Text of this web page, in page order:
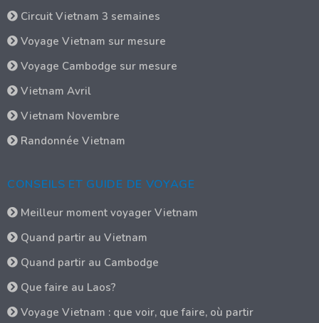
Circuit Vietnam 3 semaines
Voyage Vietnam sur mesure
Voyage Cambodge sur mesure
Vietnam Avril
Vietnam Novembre
Randonnée Vietnam
CONSEILS ET GUIDE DE VOYAGE
Meilleur moment voyager Vietnam
Quand partir au Vietnam
Quand partir au Cambodge
Que faire au Laos?
Voyage Vietnam : que voir, que faire, où partir